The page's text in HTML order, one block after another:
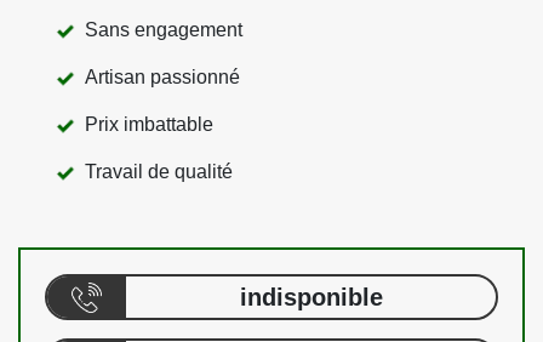
Sans engagement
Artisan passionné
Prix imbattable
Travail de qualité
indisponible